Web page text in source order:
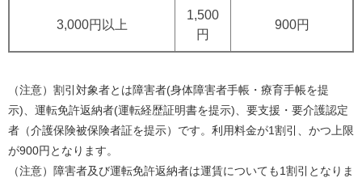
3,000円以上
1,500
円
900円
（注意）割引対象者とは障害者(身体障害者手帳・療育手帳を提
示)、運転免許返納者(運転経歴証明書を提示)、要支援・要介護認定
者（介護保険被保険者証を提示）です。利用料金が1割引、かつ上限
が900円となります。
​（注意）障害者及び運転免許返納者は運賃についても1割引となりま